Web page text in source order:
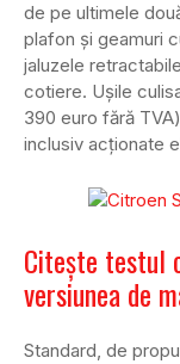
de pe ultimele
plafon și geamuri
jaluzele
cotiere. Ușile
390 euro fără
inclusiv acționate
Citește testul
versiunea de
Standard, de